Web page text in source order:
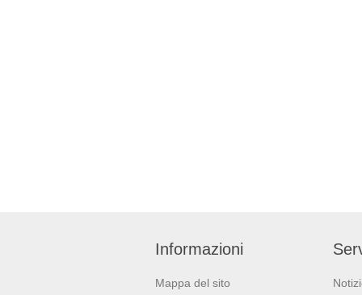
Informazioni
Mappa del sito